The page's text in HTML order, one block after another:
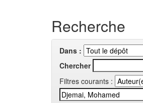
Recherche
Dans :
Chercher
Filtres courants :